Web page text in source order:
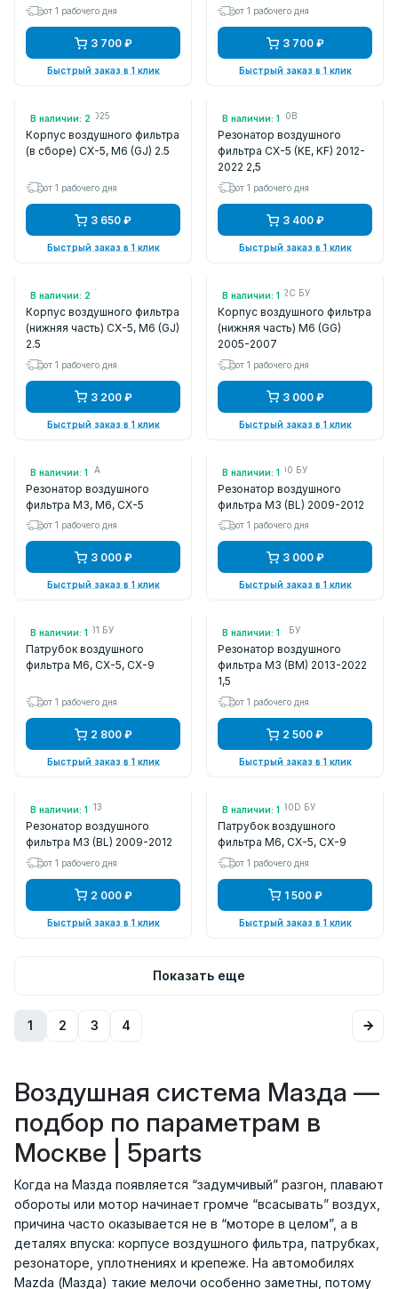
от 1 рабочего дня
3 700 ₽
Быстрый заказ в 1 клик
от 1 рабочего дня
3 700 ₽
Быстрый заказ в 1 клик
В наличии: 2
Арт.: FLMZ640025
Корпус воздушного фильтра
(в сборе) CX-5, M6 (GJ) 2.5
от 1 рабочего дня
3 650 ₽
Быстрый заказ в 1 клик
В наличии: 1
Арт.: PY2V13200B
Резонатор воздушного
фильтра CX-5 (KE, KF) 2012-
2022 2,5
от 1 рабочего дня
3 400 ₽
Быстрый заказ в 1 клик
В наличии: 2
Арт.: PY1A133AY
Корпус воздушного фильтра
(нижняя часть) CX-5, M6 (GJ)
2.5
от 1 рабочего дня
3 200 ₽
Быстрый заказ в 1 клик
В наличии: 1
Арт.: L81313Z02C БУ
Корпус воздушного фильтра
(нижняя часть) M6 (GG)
2005-2007
от 1 рабочего дня
3 000 ₽
Быстрый заказ в 1 клик
В наличии: 1
Арт.: PE0113195A
Резонатор воздушного
фильтра M3, M6, CX-5
от 1 рабочего дня
3 000 ₽
Быстрый заказ в 1 клик
В наличии: 1
Арт.: Z66813200 БУ
Резонатор воздушного
фильтра M3 (BL) 2009-2012
от 1 рабочего дня
3 000 ₽
Быстрый заказ в 1 клик
В наличии: 1
Арт.: PY8W13231 БУ
Патрубок воздушного
фильтра M6, CX-5, CX-9
от 1 рабочего дня
2 800 ₽
Быстрый заказ в 1 клик
В наличии: 1
Арт.: P50113195 БУ
Резонатор воздушного
фильтра M3 (BM) 2013-2022
1,5
от 1 рабочего дня
2 500 ₽
Быстрый заказ в 1 клик
В наличии: 1
Арт.: FLMZ66813
Резонатор воздушного
фильтра M3 (BL) 2009-2012
от 1 рабочего дня
2 000 ₽
Быстрый заказ в 1 клик
В наличии: 1
Арт.: PY8W13330D БУ
Патрубок воздушного
фильтра M6, CX-5, CX-9
от 1 рабочего дня
1 500 ₽
Быстрый заказ в 1 клик
Показать еще
1 2 3 4
Воздушная система Мазда —
подбор по параметрам в
Москве | 5parts
Когда на Мазда появляется “задумчивый” разгон, плавают
обороты или мотор начинает громче “всасывать” воздух,
причина часто оказывается не в “моторе в целом”, а в
деталях впуска: корпусе воздушного фильтра, патрубках,
резонаторе, уплотнениях и крепеже. На автомобилях
Mazda (Мазда) такие мелочи особенно заметны, потому